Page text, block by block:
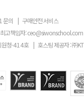
문의 | 구매안전 서비스
고책임자:ceo@siwonschool.com
원청-414호 | 호스팅 제공자 : ㈜KT